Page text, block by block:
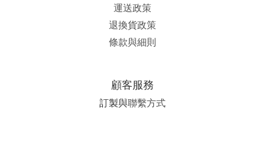
運送政策
退換貨政策
條款與細則
顧客服務
訂製與聯繫方式